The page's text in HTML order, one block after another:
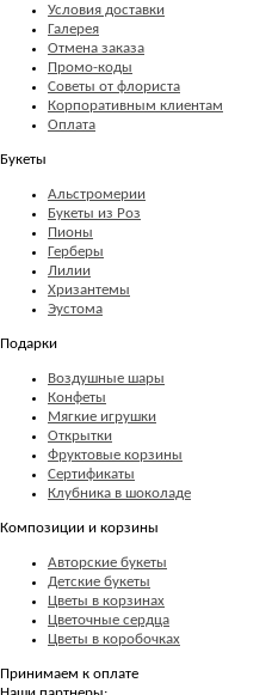
Условия доставки
Галерея
Отмена заказа
Промо-коды
Советы от флориста
Корпоративным клиентам
Оплата
Букеты
Альстромерии
Букеты из Роз
Пионы
Герберы
Лилии
Хризантемы
Эустома
Подарки
Воздушные шары
Конфеты
Мягкие игрушки
Открытки
Фруктовые корзины
Сертификаты
Клубника в шоколаде
Композиции и корзины
Авторские букеты
Детские букеты
Цветы в корзинах
Цветочные сердца
Цветы в коробочках
Принимаем к оплате